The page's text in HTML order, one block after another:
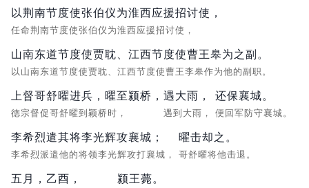
以荆南节度使张伯仪为淮西应援招讨使，
任命荆南节度使张伯仪为淮西应援招讨使，
山南东道节度使贾耽、江西节度使曹王皋为之副。
以山南东道节度使贾耽、江西节度使曹王李皋作为他的副职。
上督哥舒曜进兵，曜至颍桥，
德宗督促哥舒曜到颖桥时，
遇大雨，
遇到大雨，
还保襄城。
便回军防守襄城。
李希烈遣其将李光辉攻襄城；
李希烈派遣他的将领李光辉攻打襄城，
曜击却之。
哥舒曜将他击退。
五月， 乙酉， 颍王薨。